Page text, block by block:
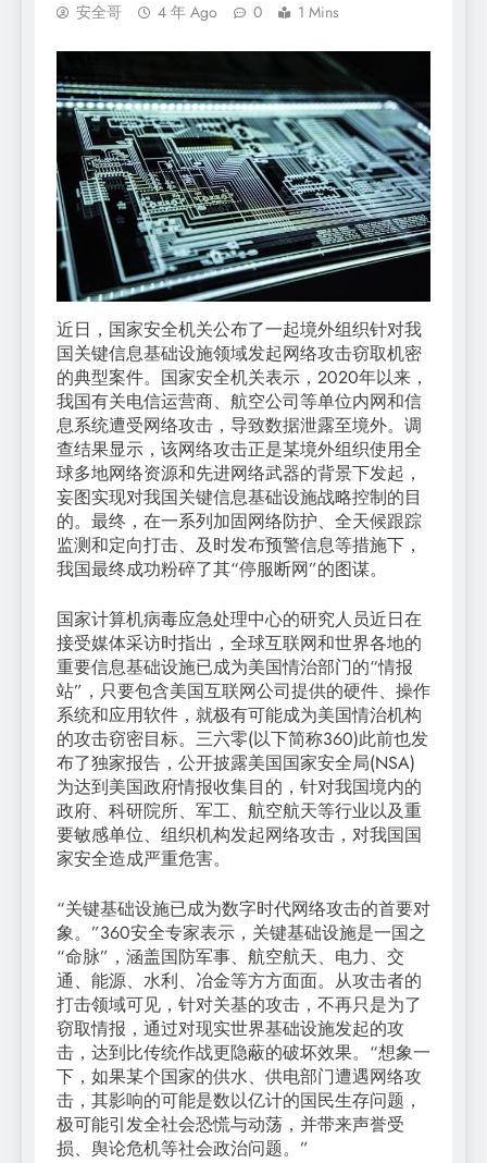
安全哥 4 年 Ago 0 1 Mins
近日，国家安全机关公布了一起境外组织针对我
国关键信息基础设施领域发起网络攻击窃取机密
的典型案件。国家安全机关表示，2020年以来，
我国有关电信运营商、航空公司等单位内网和信
息系统遭受网络攻击，导致数据泄露至境外。调
查结果显示，该网络攻击正是某境外组织使用全
球多地网络资源和先进网络武器的背景下发起，
妄图实现对我国关键信息基础设施战略控制的目
的。最终，在一系列加固网络防护、全天候跟踪
监测和定向打击、及时发布预警信息等措施下，
我国最终成功粉碎了其“停服断网”的图谋。
国家计算机病毒应急处理中心的研究人员近日在
接受媒体采访时指出，全球互联网和世界各地的
重要信息基础设施已成为美国情治部门的“情报
站”，只要包含美国互联网公司提供的硬件、操作
系统和应用软件，就极有可能成为美国情治机构
的攻击窃密目标。三六零(以下简称360)此前也发
布了独家报告，公开披露美国国家安全局(NSA)
为达到美国政府情报收集目的，针对我国境内的
政府、科研院所、军工、航空航天等行业以及重
要敏感单位、组织机构发起网络攻击，对我国国
家安全造成严重危害。
“关键基础设施已成为数字时代网络攻击的首要对
象。”360安全专家表示，关键基础设施是一国之
“命脉”，涵盖国防军事、航空航天、电力、交
通、能源、水利、冶金等方方面面。从攻击者的
打击领域可见，针对关基的攻击，不再只是为了
窃取情报，通过对现实世界基础设施发起的攻
击，达到比传统作战更隐蔽的破坏效果。“想象一
下，如果某个国家的供水、供电部门遭遇网络攻
击，其影响的可能是数以亿计的国民生存问题，
极可能引发全社会恐慌与动荡，并带来声誉受
损、舆论危机等社会政治问题。”